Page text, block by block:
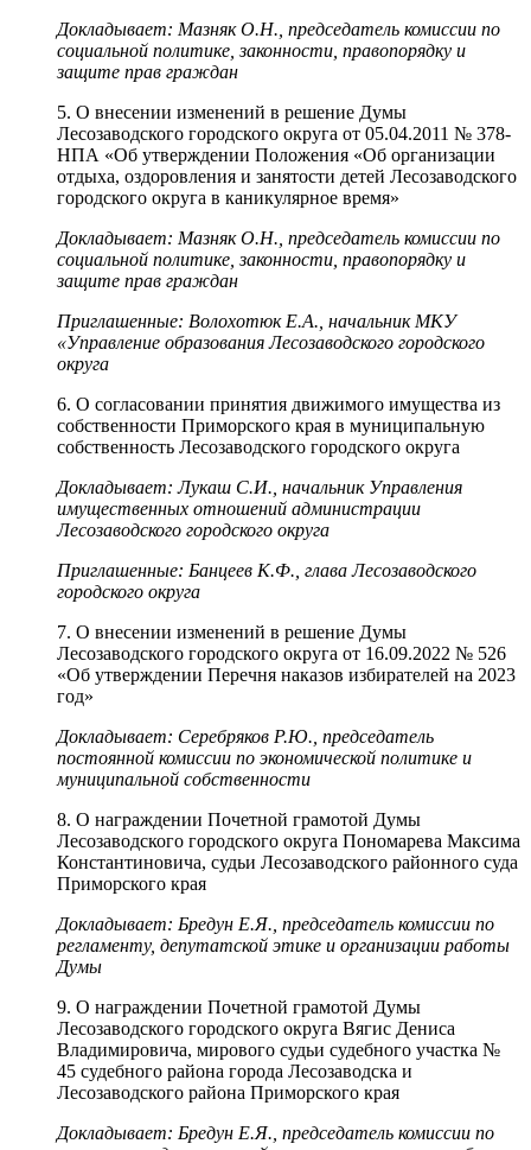
Докладывает: Мазняк О.Н., председатель комиссии по
социальной политике, законности, правопорядку и
защите прав граждан
5. О внесении изменений в решение Думы
Лесозаводского городского округа от 05.04.2011 № 378-
НПА «Об утверждении Положения «Об организации
отдыха, оздоровления и занятости детей Лесозаводского
городского округа в каникулярное время»
Докладывает: Мазняк О.Н., председатель комиссии по
социальной политике, законности, правопорядку и
защите прав граждан
Приглашенные: Волохотюк Е.А., начальник МКУ
«Управление образования Лесозаводского городского
округа
6. О согласовании принятия движимого имущества из
собственности Приморского края в муниципальную
собственность Лесозаводского городского округа
Докладывает: Лукаш С.И., начальник Управления
имущественных отношений администрации
Лесозаводского городского округа
Приглашенные: Банцеев К.Ф., глава Лесозаводского
городского округа
7. О внесении изменений в решение Думы
Лесозаводского городского округа от 16.09.2022 № 526
«Об утверждении Перечня наказов избирателей на 2023
год»
Докладывает: Серебряков Р.Ю., председатель
постоянной комиссии по экономической политике и
муниципальной собственности
8. О награждении Почетной грамотой Думы
Лесозаводского городского округа Пономарева Максима
Константиновича, судьи Лесозаводского районного суда
Приморского края
Докладывает: Бредун Е.Я., председатель комиссии по
регламенту, депутатской этике и организации работы
Думы
9. О награждении Почетной грамотой Думы
Лесозаводского городского округа Вягис Дениса
Владимировича, мирового судьи судебного участка №
45 судебного района города Лесозаводска и
Лесозаводского района Приморского края
Докладывает: Бредун Е.Я., председатель комиссии по